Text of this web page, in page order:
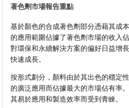
著色劑市場報告重點
基於顏色的合成著色劑部分憑藉其成
的應用範圍佔據了著色劑市場的收入
對環保和永續解決方案的偏好日益增
快速成長。
按形式劃分，顏料由於其出色的穩定
的廣泛應用而佔據最大的市場佔有率
其易於應用和製造效率而受到青睞。